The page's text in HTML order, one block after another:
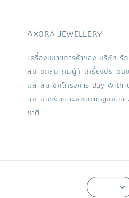
AXORA JEWELLERY
เครื่องหมายการค้าของ บริษัท รั
สมาชิกสมาคมผู้ค้าเครื่องประดั
และสมาชิกโครงการ Buy With
สถาบันวิจัยและพัฒนาอัญมณีแล
ชาติ